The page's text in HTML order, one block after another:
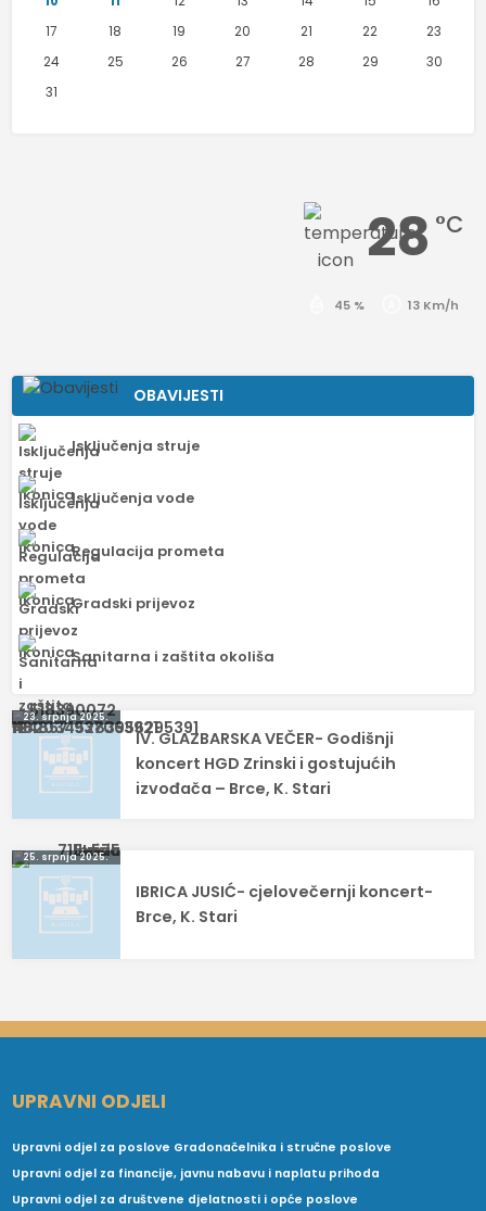
28 °C
45 % 13 Km/h
17
18 19 20 21 22
23
24
25 26 27 28 29
30
31
OBAVIJESTI
Isključenja struje
Isključenja vode
Regulacija prometa
Gradski prijevoz
Sanitarna i zaštita okoliša
Navigacija
objava
23. srpnja 2025.
IV. GLAZBARSKA VEČER- Godišnji
koncert HGD Zrinski i gostujućih
izvođača – Brce, K. Stari
25. srpnja 2025.
IBRICA JUSIĆ- cjelovečernji koncert-
Brce, K. Stari
UPRAVNI ODJELI
Upravni odjel za poslove Gradonačelnika i stručne poslove
Upravni odjel za financije, javnu nabavu i naplatu prihoda
Upravni odjel za društvene djelatnosti i opće poslove